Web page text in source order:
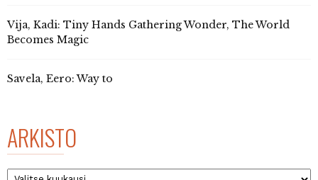
Vija, Kadi: Tiny Hands Gathering Wonder, The World
Becomes Magic
Savela, Eero: Way to
ARKISTO
Arkisto